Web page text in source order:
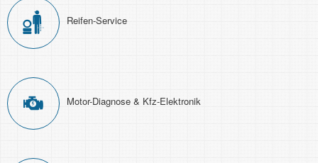
Reifen-Service
Motor-Diagnose & Kfz-Elektronik